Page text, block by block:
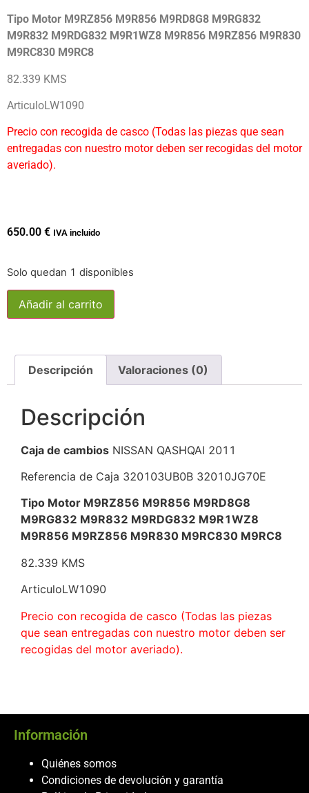
Tipo Motor M9RZ856 M9R856 M9RD8G8 M9RG832
M9R832 M9RDG832 M9R1WZ8 M9R856 M9RZ856 M9R830
M9RC830 M9RC8
82.339 KMS
ArticuloLW1090
Precio con recogida de casco (Todas las piezas que sean
entregadas con nuestro motor deben ser recogidas del motor
averiado).
650.00 € IVA incluido
Solo quedan 1 disponibles
Añadir al carrito
Descripción Valoraciones (0)
Descripción
Caja de cambios NISSAN QASHQAI 2011
Referencia de Caja 320103UB0B 32010JG70E
Tipo Motor M9RZ856 M9R856 M9RD8G8
M9RG832 M9R832 M9RDG832 M9R1WZ8
M9R856 M9RZ856 M9R830 M9RC830 M9RC8
82.339 KMS
ArticuloLW1090
Precio con recogida de casco (Todas las piezas
que sean entregadas con nuestro motor deben ser
recogidas del motor averiado).
Información
Quiénes somos
Condiciones de devolución y garantía